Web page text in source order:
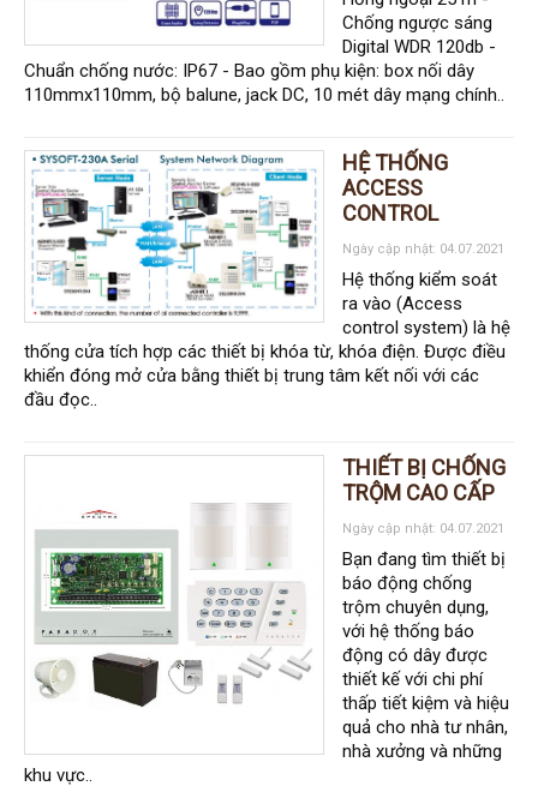
Chống ngược sáng
Digital WDR 120db -
Chuẩn chống nước: IP67 - Bao gồm phụ kiện: box nối dây
110mmx110mm, bộ balune, jack DC, 10 mét dây mạng chính..
HỆ THỐNG
ACCESS
CONTROL
Ngày cập nhật: 04.07.2021
Hệ thống kiểm soát
ra vào (Access
control system) là hệ
thống cửa tích hợp các thiết bị khóa từ, khóa điện. Được điều
khiển đóng mở cửa bằng thiết bị trung tâm kết nối với các
đầu đọc..
THIẾT BỊ CHỐNG
TRỘM CAO CẤP
Ngày cập nhật: 04.07.2021
Bạn đang tìm thiết bị
báo động chống
trộm chuyên dụng,
với hệ thống báo
động có dây được
thiết kế với chi phí
thấp tiết kiệm và hiệu
quả cho nhà tư nhân,
nhà xưởng và những
khu vực..